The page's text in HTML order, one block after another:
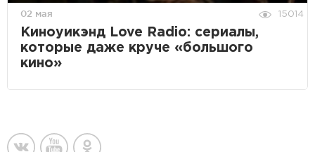
02 мая 15014
Киноуикэнд Love Radio: сериалы,
которые даже круче «большого
кино»